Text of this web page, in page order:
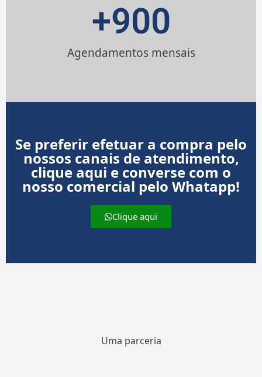
Agendamentos mensais
+900
Se preferir efetuar a compra pelo
nossos canais de atendimento,
clique aqui e converse com o
nosso comercial pelo Whatapp!
Clique aqui
Uma parceria